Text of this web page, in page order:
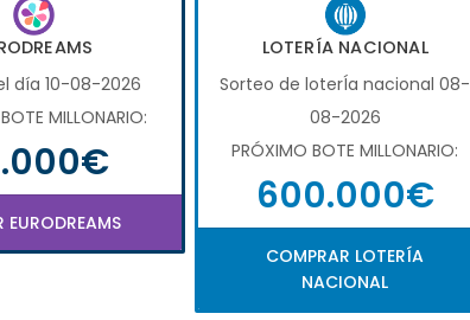
día 10-08-2026
MILLONARIO:
EURODREAMS
LOTERÍA NACIONAL
Sorteo de loterÍa nacional 08-
08-2026
PRÓXIMO BOTE MILLONARIO:
600.000€
COMPRAR LOTERÍA
NACIONAL